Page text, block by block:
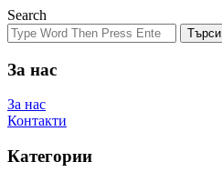
Search
Търси
За нас
За нас
Контакти
Категории